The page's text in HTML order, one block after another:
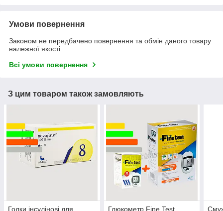
Умови повернення
Законом не передбачено повернення та обмін даного товару
належної якості
Всі умови повернення
З цим товаром також замовляють
Голки інсулінові для
Глюкометр Fine Test